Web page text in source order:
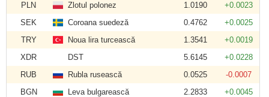
PLN
Zlotul polonez 1.0190
+0.0023
SEK
Coroana suedeză 0.4762
+0.0025
TRY
Noua lira turcească 1.3541
+0.0019
XDR
DST 5.6145
+0.0228
RUB
Rubla rusească 0.0525
-0.0007
BGN
Leva bulgarească 2.2833
+0.0045